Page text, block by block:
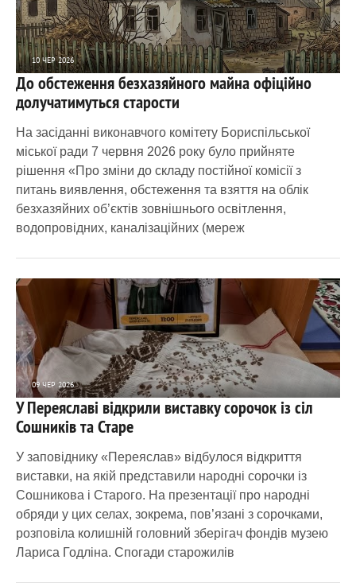
10 ЧЕР 2026
1 754 0
До обстеження безхазяйного майна офіційно
долучатимуться старости
На засіданні виконавчого комітету Бориспільської
міської ради 7 червня 2026 року було прийняте
рішення «Про зміни до складу постійної комісії з
питань виявлення, обстеження та взяття на облік
безхазяйних об’єктів зовнішнього освітлення,
водопровідних, каналізаційних (мереж
09 ЧЕР 2026
1 135 0
У Переяславі відкрили виставку сорочок із сіл
Сошників та Старе
У заповіднику «Переяслав» відбулося відкриття
виставки, на якій представили народні сорочки із
Сошникова і Старого. На презентації про народні
обряди у цих селах, зокрема, пов’язані з сорочками,
розповіла колишній головний зберігач фондів музею
Лариса Годліна. Спогади старожилів